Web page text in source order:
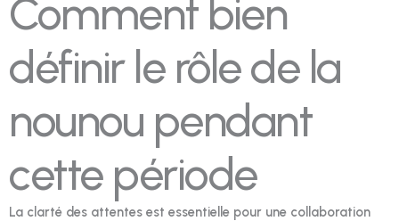
Comment bien
définir le rôle de la
nounou pendant
cette période
La clarté des attentes est essentielle pour une collaboration